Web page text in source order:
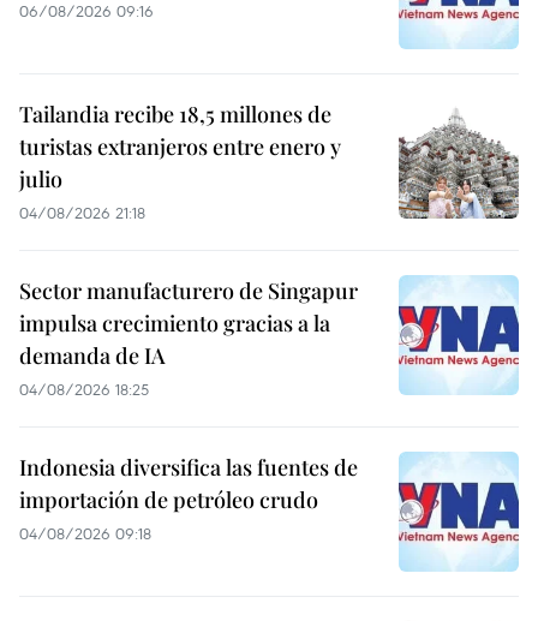
06/08/2026 09:16
Tailandia recibe 18,5 millones de
turistas extranjeros entre enero y
julio
04/08/2026 21:18
Sector manufacturero de Singapur
impulsa crecimiento gracias a la
demanda de IA
04/08/2026 18:25
Indonesia diversifica las fuentes de
importación de petróleo crudo
04/08/2026 09:18